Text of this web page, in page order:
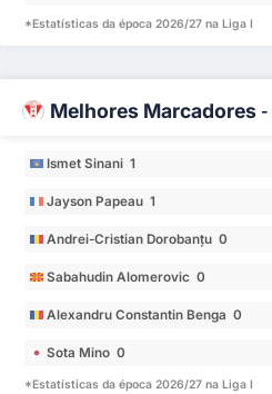
*Estatísticas da época 2026/27 na Liga I
Melhores Marcadores -
Ismet Sinani 1
Jayson Papeau 1
Andrei-Cristian Dorobanțu 0
Sabahudin Alomeroviс 0
Alexandru Constantin Benga 0
Sota Mino 0
*Estatísticas da época 2026/27 na Liga I